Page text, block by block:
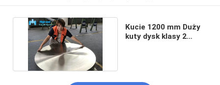
Kucie 1200 mm Duży
kuty dysk klasy 2